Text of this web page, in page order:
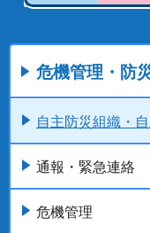
危機管理・防
自主防災組織・
通報・緊急連絡
危機管理